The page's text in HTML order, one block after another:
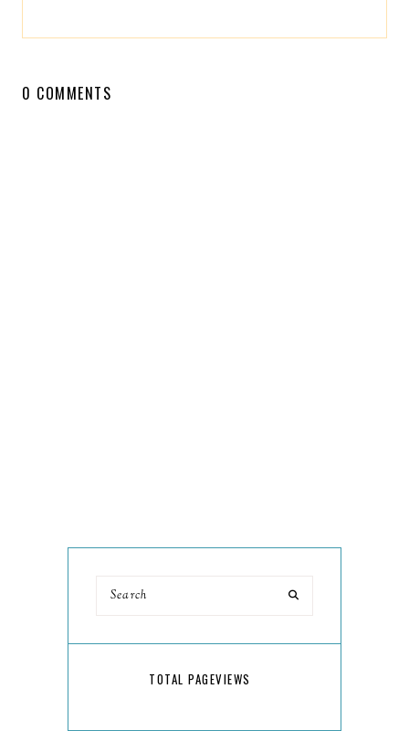
0 COMMENTS
TOTAL PAGEVIEWS